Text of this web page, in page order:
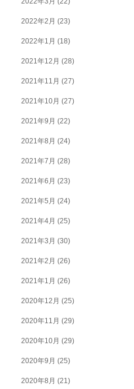
2022年2月 (23)
2022年1月 (18)
2021年12月 (28)
2021年11月 (27)
2021年10月 (27)
2021年9月 (22)
2021年8月 (24)
2021年7月 (28)
2021年6月 (23)
2021年5月 (24)
2021年4月 (25)
2021年3月 (30)
2021年2月 (26)
2021年1月 (26)
2020年12月 (25)
2020年11月 (29)
2020年10月 (29)
2020年9月 (25)
2020年8月 (21)